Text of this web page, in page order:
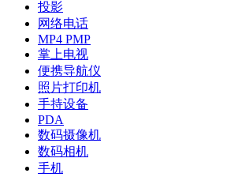
投影
网络电话
MP4 PMP
掌上电视
便携导航仪
照片打印机
手持设备
PDA
数码摄像机
数码相机
手机